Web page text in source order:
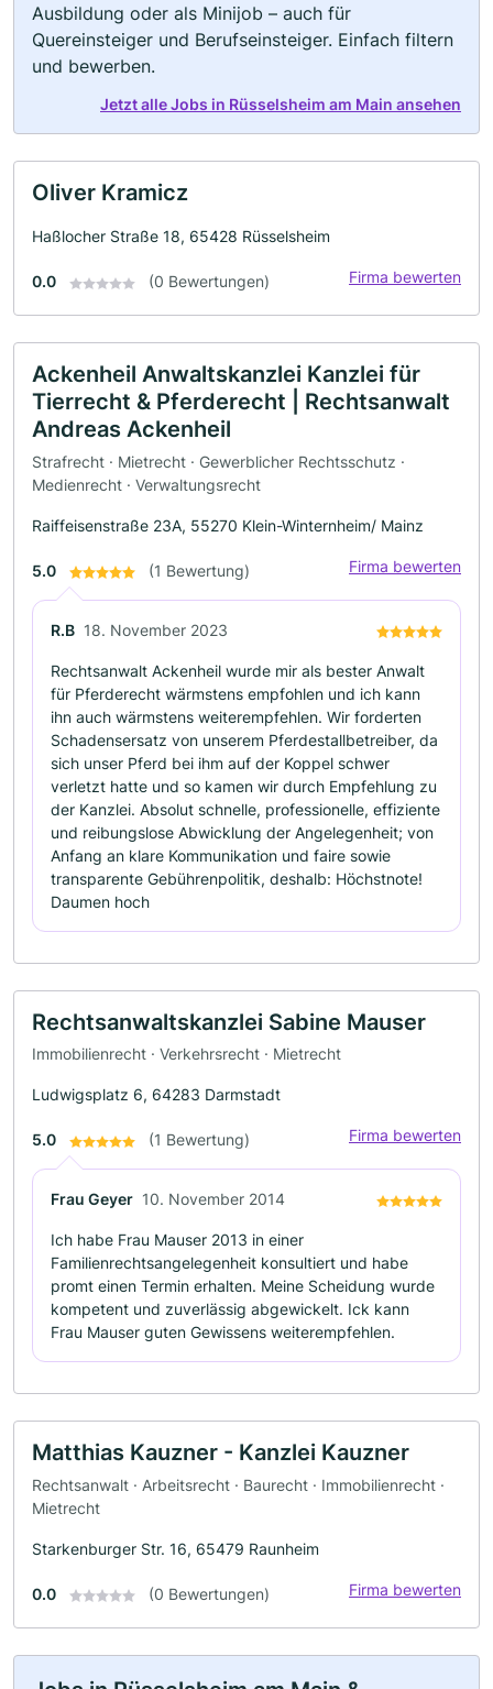
Ausbildung oder als Minijob – auch für
Quereinsteiger und Berufseinsteiger. Einfach filtern
und bewerben.
Jetzt alle Jobs in Rüsselsheim am Main ansehen
Oliver Kramicz
Haßlocher Straße 18, 65428 Rüsselsheim
0.0 (0 Bewertungen) Firma bewerten
Ackenheil Anwaltskanzlei Kanzlei für
Tierrecht & Pferderecht | Rechtsanwalt
Andreas Ackenheil
Strafrecht · Mietrecht · Gewerblicher Rechtsschutz ·
Medienrecht · Verwaltungsrecht
Raiffeisenstraße 23A, 55270 Klein-Winternheim/ Mainz
5.0 (1 Bewertung) Firma bewerten
R.B 18. November 2023
Rechtsanwalt Ackenheil wurde mir als bester Anwalt
für Pferderecht wärmstens empfohlen und ich kann
ihn auch wärmstens weiterempfehlen. Wir forderten
Schadensersatz von unserem Pferdestallbetreiber, da
sich unser Pferd bei ihm auf der Koppel schwer
verletzt hatte und so kamen wir durch Empfehlung zu
der Kanzlei. Absolut schnelle, professionelle, effiziente
und reibungslose Abwicklung der Angelegenheit; von
Anfang an klare Kommunikation und faire sowie
transparente Gebührenpolitik, deshalb: Höchstnote!
Daumen hoch
Rechtsanwaltskanzlei Sabine Mauser
Immobilienrecht · Verkehrsrecht · Mietrecht
Ludwigsplatz 6, 64283 Darmstadt
5.0 (1 Bewertung) Firma bewerten
Frau Geyer 10. November 2014
Ich habe Frau Mauser 2013 in einer
Familienrechtsangelegenheit konsultiert und habe
promt einen Termin erhalten. Meine Scheidung wurde
kompetent und zuverlässig abgewickelt. Ick kann
Frau Mauser guten Gewissens weiterempfehlen.
Matthias Kauzner - Kanzlei Kauzner
Rechtsanwalt · Arbeitsrecht · Baurecht · Immobilienrecht ·
Mietrecht
Starkenburger Str. 16, 65479 Raunheim
0.0 (0 Bewertungen) Firma bewerten